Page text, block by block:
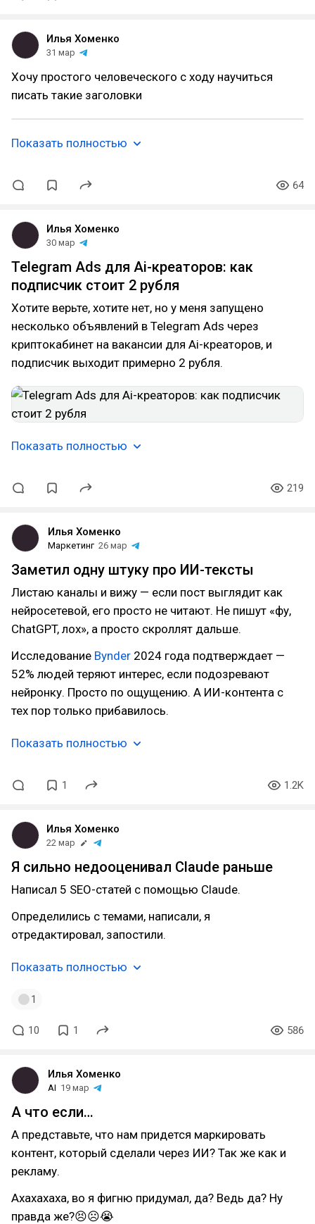
Илья Хоменко
31 мар
Хочу простого человеческого с ходу научиться
писать такие заголовки
Показать полностью
64
Илья Хоменко
30 мар
Telegram Ads для Ai-креаторов: как
подписчик стоит 2 рубля
Хотите верьте, хотите нет, но у меня запущено
несколько объявлений в Telegram Ads через
криптокабинет на вакансии для Ai-креаторов, и
подписчик выходит примерно 2 рубля.
Показать полностью
219
Илья Хоменко
Маркетинг 26 мар
Заметил одну штуку про ИИ-тексты
Листаю каналы и вижу — если пост выглядит как
нейросетевой, его просто не читают. Не пишут «фу,
ChatGPT, лох», а просто скроллят дальше.
Исследование Bynder 2024 года подтверждает —
52% людей теряют интерес, если подозревают
нейронку. Просто по ощущению. А ИИ-контента с
тех пор только прибавилось.
Показать полностью
1 1.2K
Илья Хоменко
22 мар
Я сильно недооценивал Claude раньше
Написал 5 SEO-статей с помощью Claude.
Определились с темами, написали, я
отредактировал, запостили.
Показать полностью
1
10 1 586
Илья Хоменко
AI 19 мар
А что если…
А представьте, что нам придется маркировать
контент, который сделали через ИИ? Так же как и
рекламу.
Ахахахаха, во я фигню придумал, да? Ведь да? Ну
правда же?😣☹😭